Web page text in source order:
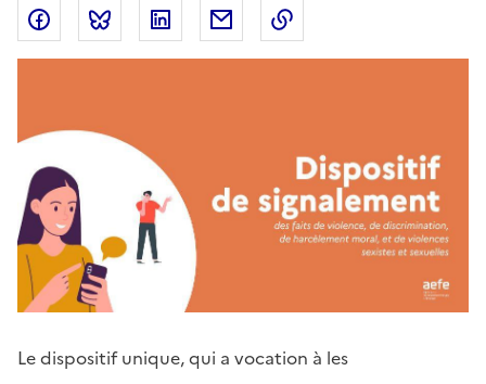
Partager sur Facebook
Partager sur Bluesky
Partager sur LinkedIn
Partager par email
de
Le dispositif unique, qui a vocation à les